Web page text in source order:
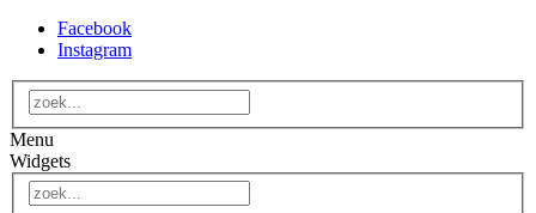
Facebook
Instagram
Menu
Widgets